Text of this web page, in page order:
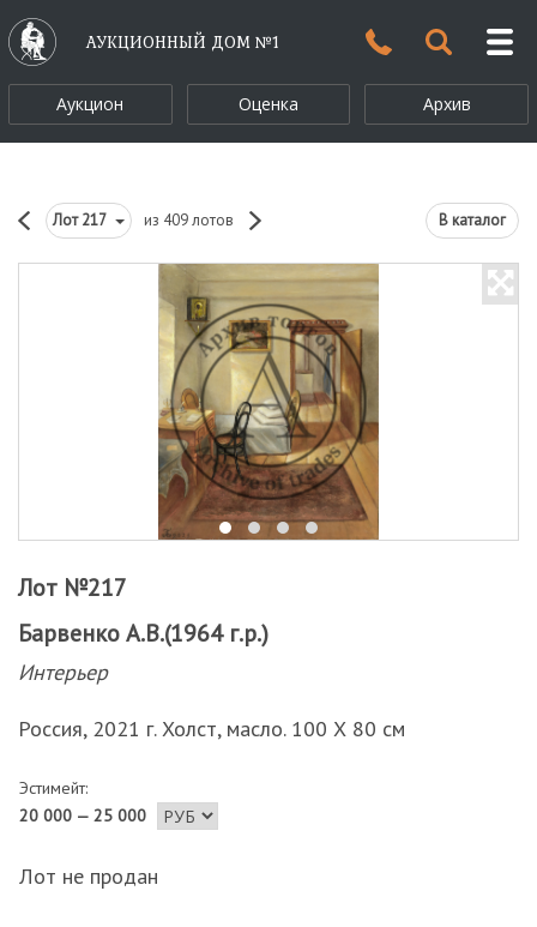
АУКЦИОННЫЙ ДОМ №1
Аукцион Оценка Архив
Лот217 из 409 лотов В каталог
Лот №217
Барвенко А.В.(1964 г.р.)
Интерьер
Россия, 2021 г. Холст, масло. 100 Х 80 см
Эстимейт:
20 000 — 25 000
Лот не продан